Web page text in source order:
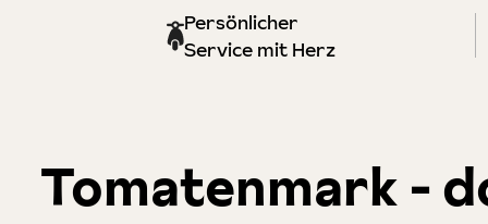
Persönlicher
Service mit Herz
Tomatenmark -